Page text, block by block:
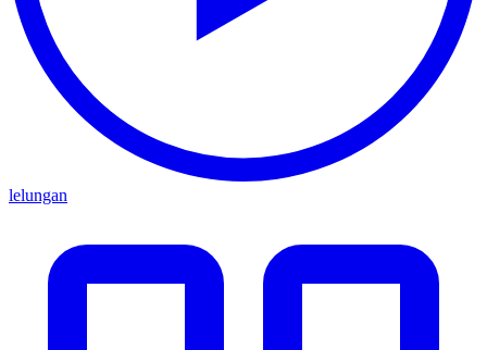
lelungan